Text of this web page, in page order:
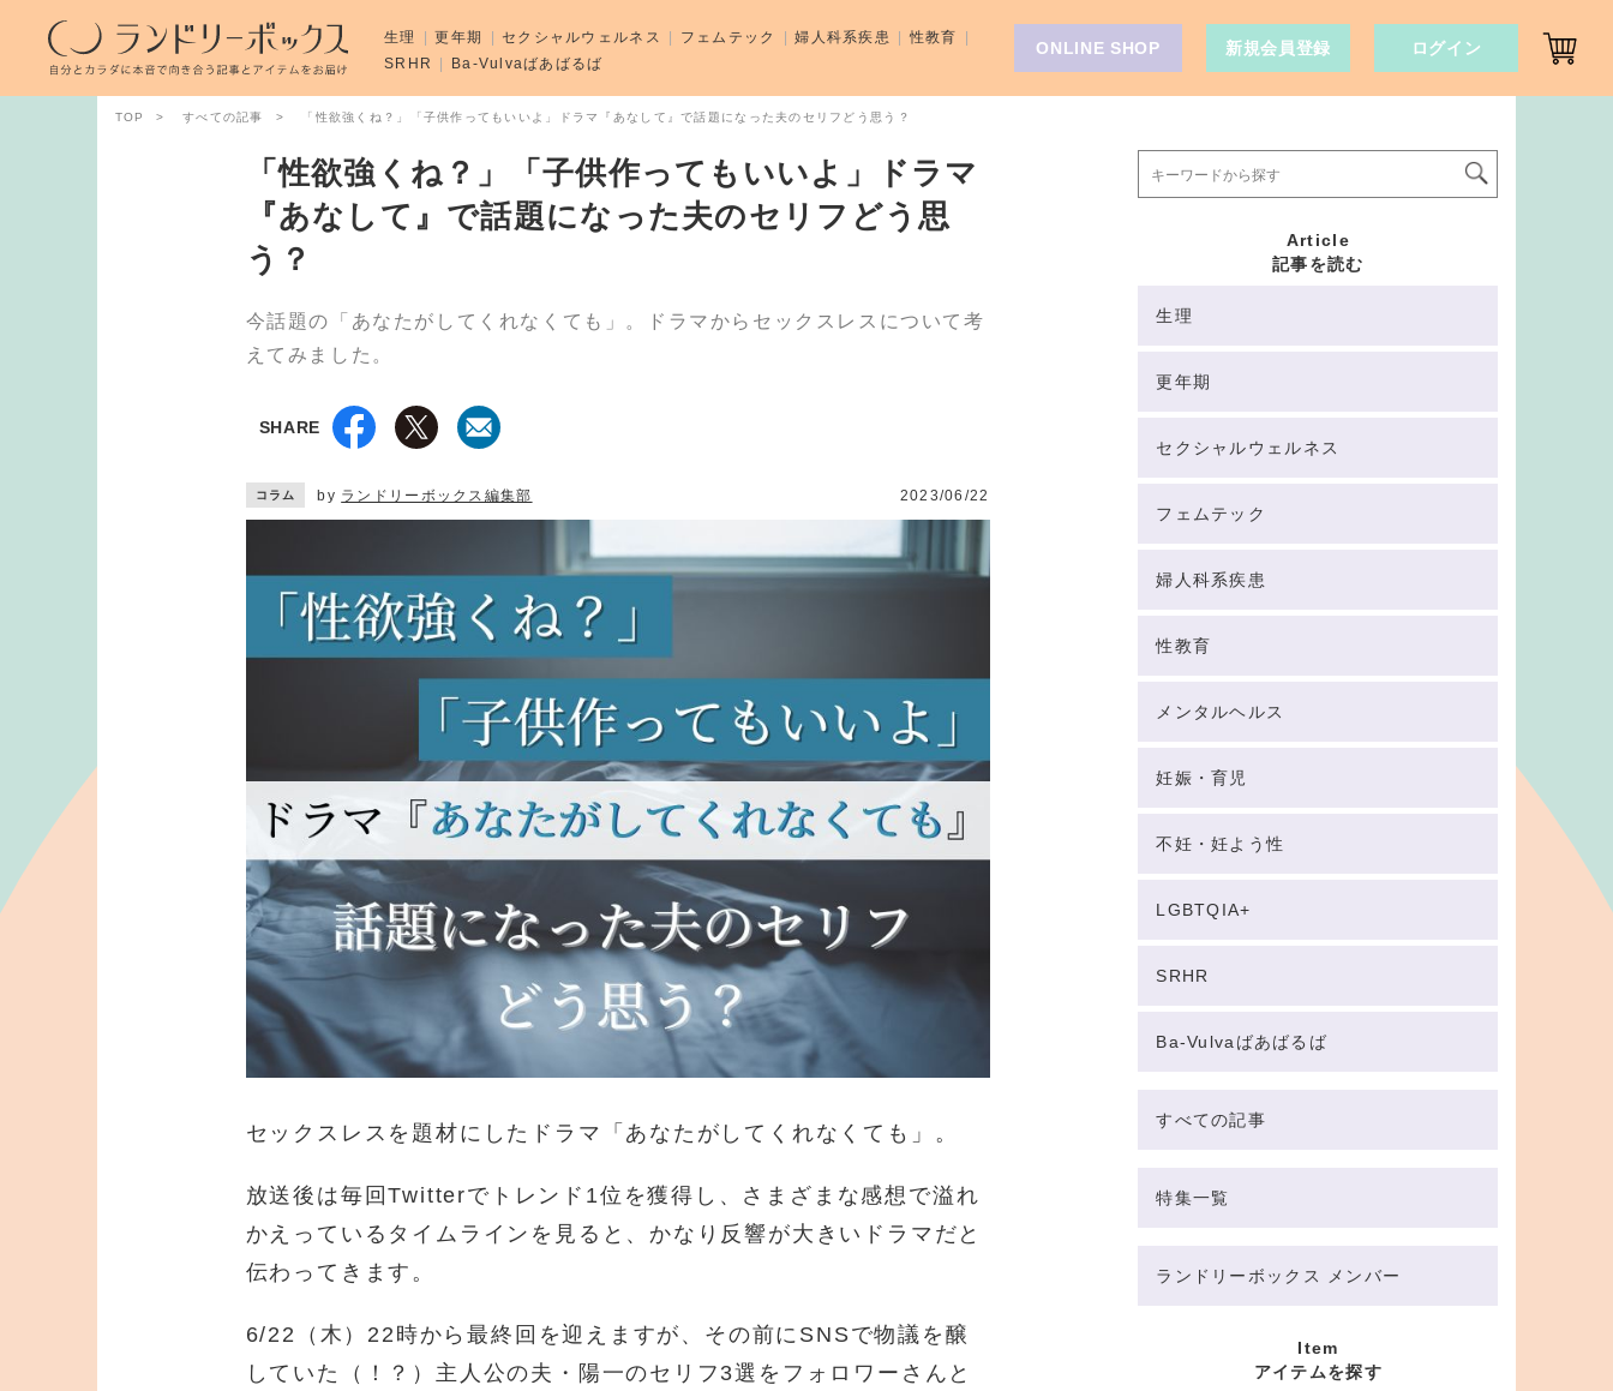
TOP すべての記事 「性欲強くね？」「子供作ってもいいよ」ドラマ『あなして』で話題になった夫のセリフどう思う？
「性欲強くね？」「子供作ってもいいよ」ドラマ
『あなして』で話題になった夫のセリフどう思
う？
今話題の「あなたがしてくれなくても」。ドラマからセックスレスについて考
えてみました。
SHARE
コラム by ランドリーボックス編集部 2023/06/22
セックスレスを題材にしたドラマ「あなたがしてくれなくても」。
放送後は毎回Twitterでトレンド1位を獲得し、さまざまな感想で溢れ
かえっているタイムラインを見ると、かなり反響が大きいドラマだと
伝わってきます。
6/22（木）22時から最終回を迎えますが、その前にSNSで物議を醸
していた（！？）主人公の夫・陽一のセリフ3選をフォロワーさんと
Article
記事を読む
生理
更年期
セクシャルウェルネス
フェムテック
婦人科系疾患
性教育
メンタルヘルス
妊娠・育児
不妊・妊よう性
LGBTQIA+
SRHR
Ba-Vulvaばあばるば
すべての記事
特集一覧
ランドリーボックス メンバー
Item
アイテムを探す
生理 更年期 セクシャルウェルネス フェムテック 婦人科系疾患
性教育
SRHR
Ba-Vulvaばあばるば
ONLINE SHOP 新規会員登録 ログイン